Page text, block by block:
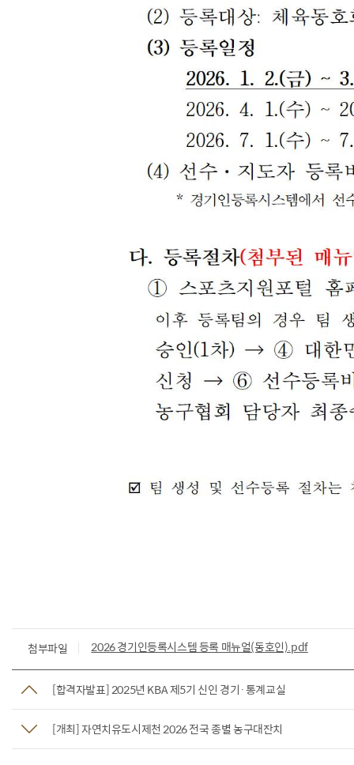
첨부파일 2026 경기인등록시스템 등록 매뉴얼(동호인).pdf
[합격자발표] 2025년 KBA 제5기 신인 경기·통계교실
[개최] 자연치유도시제천 2026 전국 종별 농구대잔치